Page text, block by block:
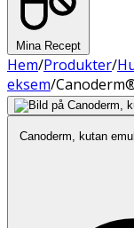
Mina Recept
Hem/Produkter/
eksem/
Canoderm, kutan